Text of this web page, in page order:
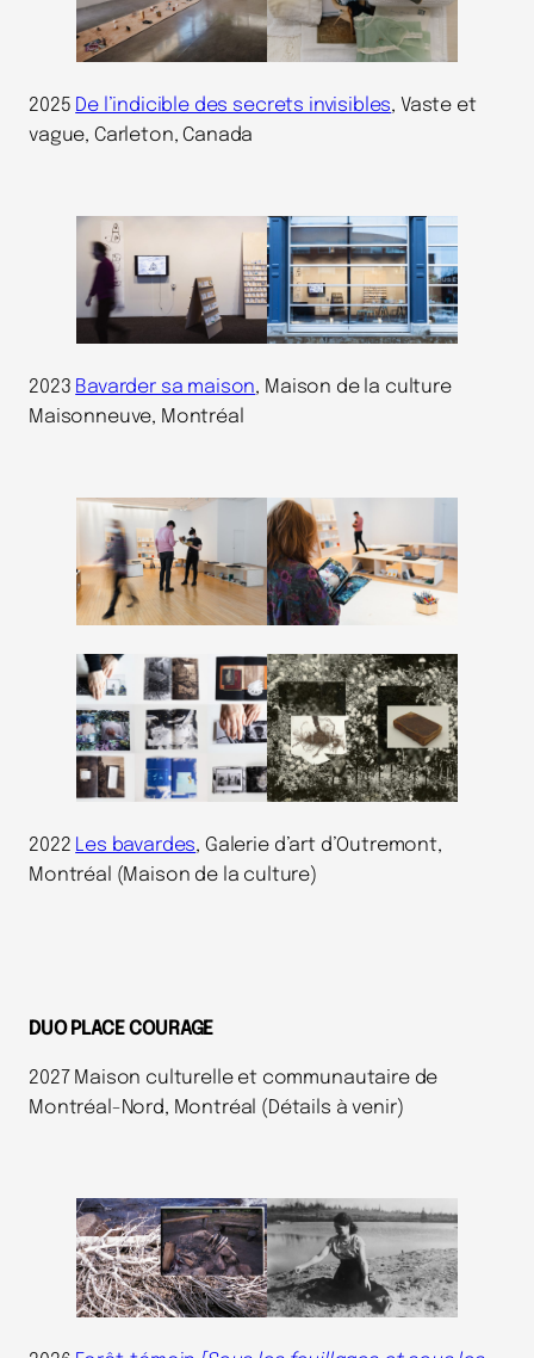
2025 De l’indicible des secrets invisibles, Vaste et
vague, Carleton, Canada
2023 Bavarder sa maison, Maison de la culture
Maisonneuve, Montréal
2022 Les bavardes, Galerie d’art d’Outremont,
Montréal (Maison de la culture)
DUO PLACE COURAGE
2027 Maison culturelle et communautaire de
Montréal-Nord, Montréal (Détails à venir)